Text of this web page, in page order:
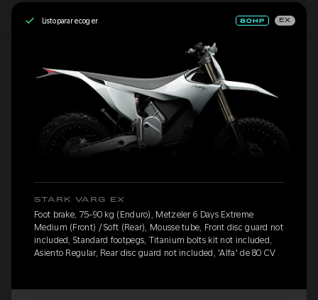
Listo para recoger EX
STARK VARG EX
Foot brake, 75-90 kg (Enduro), Metzeler 6 Days Extreme
Medium (Front) / Soft (Rear), Mousse tube, Front disc guard not
included, Standard footpegs, Titanium bolts kit not included,
Asiento Regular, Rear disc guard not included, 'Alfa' de 80 CV